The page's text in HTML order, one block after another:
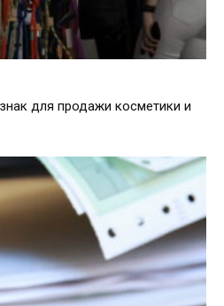
для продажи косметики и